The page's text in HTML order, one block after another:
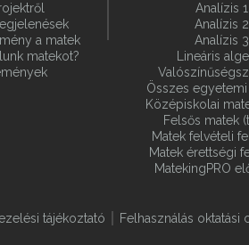
a matek
matekot?
Analízis 1
Analízis 2
Analízis 3
Lineáris
Összes
Középiskolai
Felsős matek
Matek felvételi
Matek érettségi
MatekingPRO
tájékoztató Felhasználás oktatási